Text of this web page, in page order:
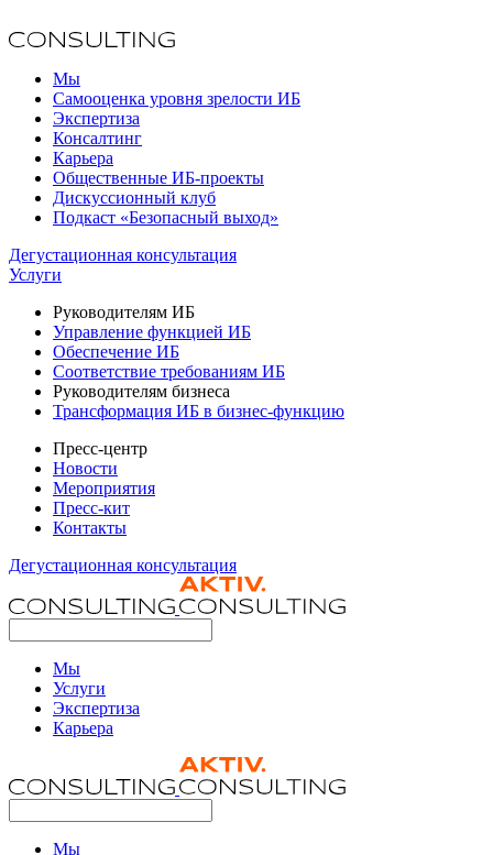
Мы
Самооценка уровня зрелости ИБ
Экспертиза
Консалтинг
Карьера
Общественные ИБ-проекты
Дискуссионный клуб
Подкаст «Безопасный выход»
Дегустационная консультация
Услуги
Руководителям ИБ
Управление функцией ИБ
Обеспечение ИБ
Соответствие требованиям ИБ
Руководителям бизнеса
Трансформация ИБ в бизнес-функцию
Пресс-центр
Новости
Мероприятия
Пресс-кит
Контакты
Дегустационная консультация
Мы
Услуги
Экспертиза
Карьера
Мы